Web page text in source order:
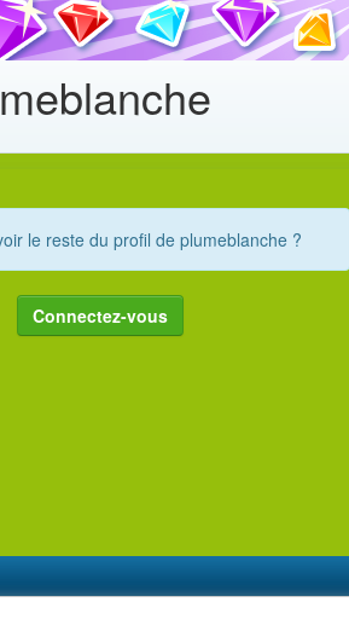
le reste du profil de plumeblanche ?
Connectez-vous